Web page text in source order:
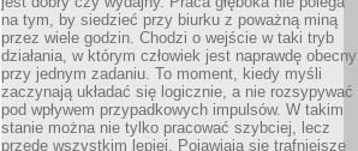
na tym, by siedzieć przy biurku z poważną miną
przez wiele godzin. Chodzi o wejście w taki tryb
działania, w którym człowiek jest naprawdę obecny
przy jednym zadaniu. To moment, kiedy myśli
zaczynają układać się logicznie, a nie rozsypywać
pod wpływem przypadkowych impulsów. W takim
stanie można nie tylko pracować szybciej, lecz
przede wszystkim lepiej. Pojawiają się trafniejsze